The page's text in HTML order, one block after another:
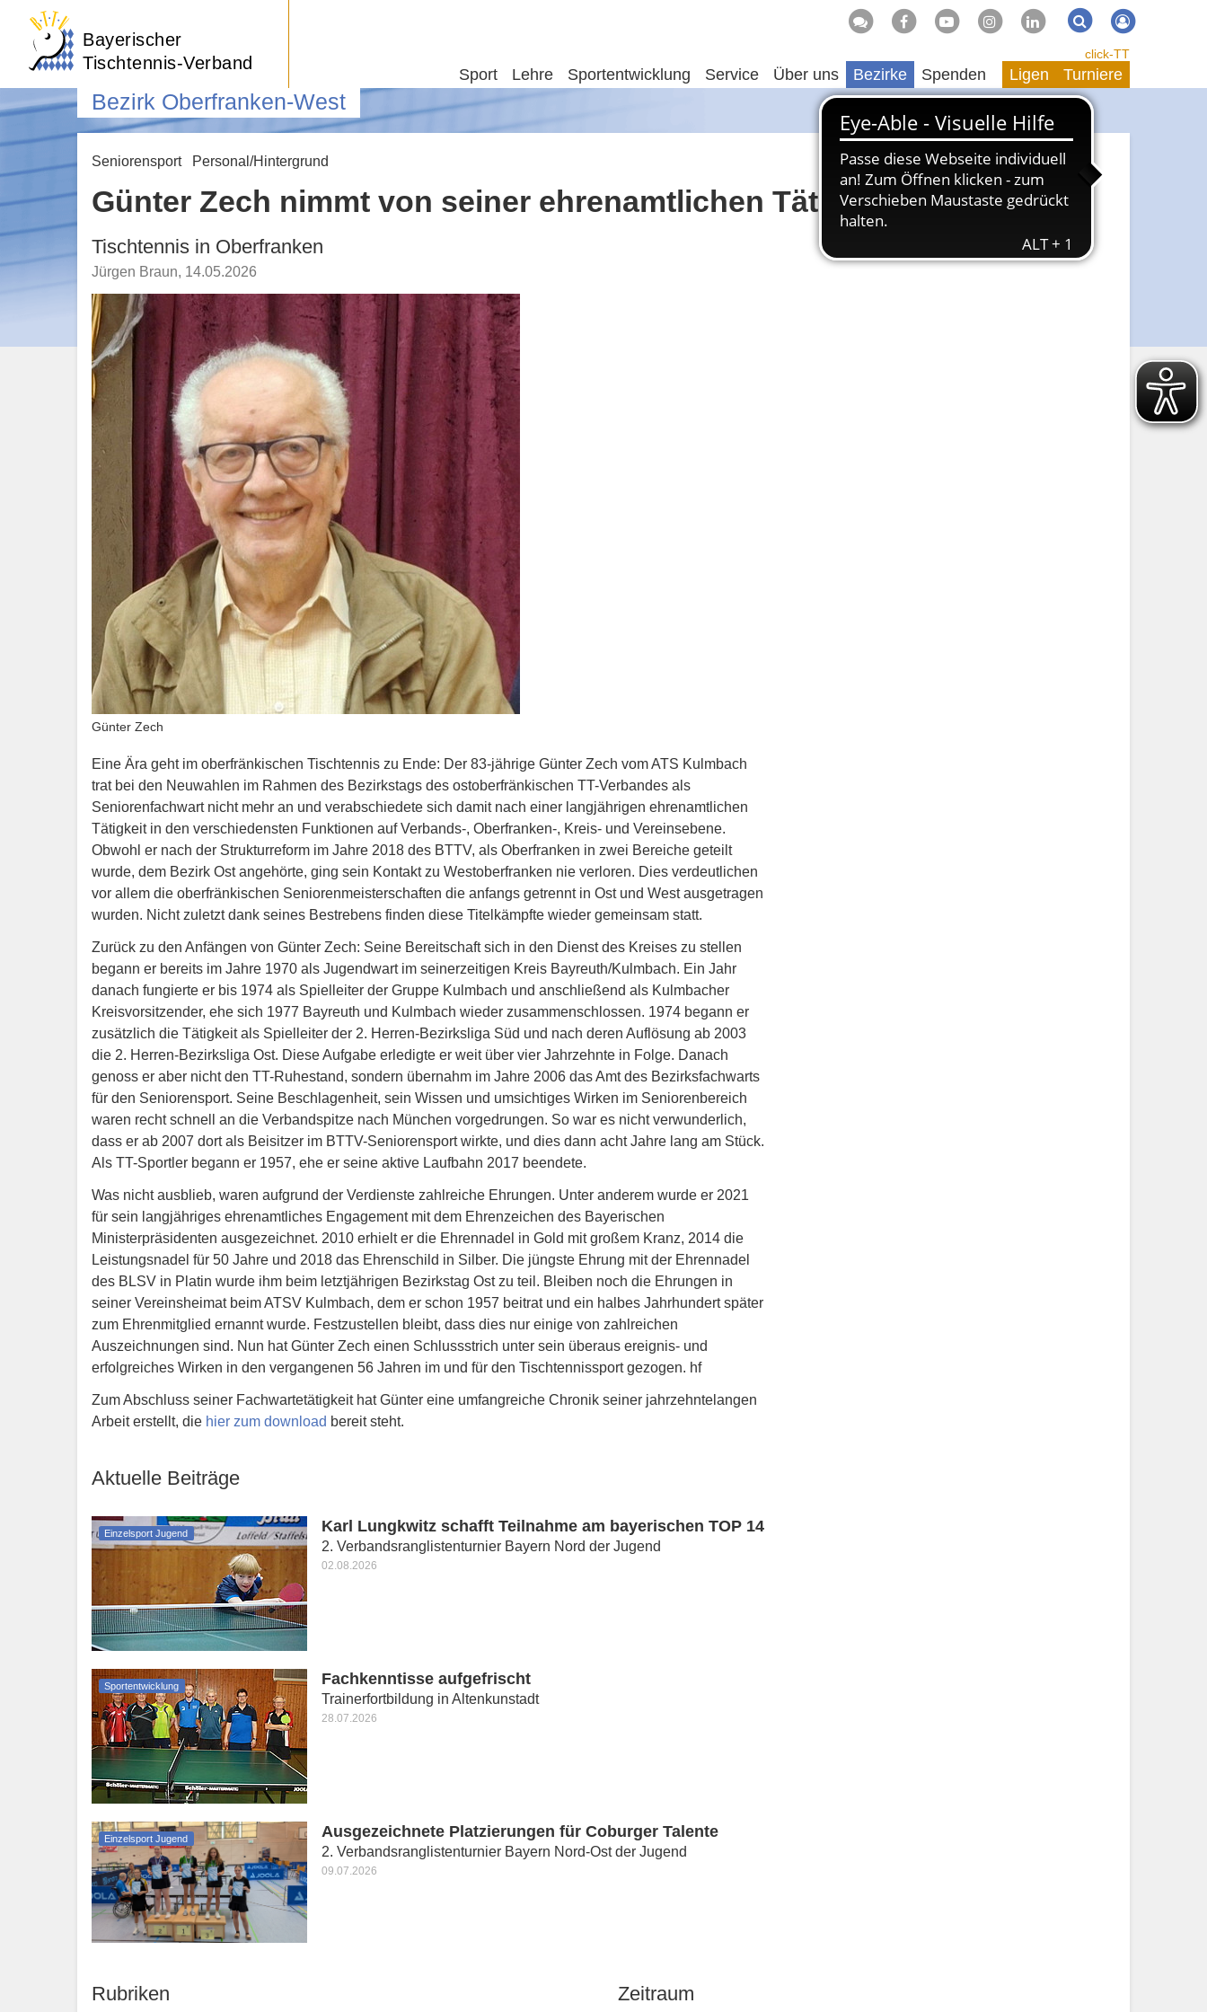
Bayerischer
Tischtennis-Verband
Suche Suchen
Sport Lehre Sportentwicklung Service Über uns Bezirke Spenden
click-TT
Ligen Turniere
Bezirk Oberfranken-West
Seniorensport Personal/Hintergrund
Günter Zech nimmt von seiner ehrenamtlichen Tätigkeit Abschied
Tischtennis in Oberfranken
Jürgen Braun, 14.05.2026
Günter Zech
Eine Ära geht im oberfränkischen Tischtennis zu Ende: Der 83-jährige Günter Zech vom ATS Kulmbach
trat bei den Neuwahlen im Rahmen des Bezirkstags des ostoberfränkischen TT-Verbandes als
Seniorenfachwart nicht mehr an und verabschiedete sich damit nach einer langjährigen ehrenamtlichen
Tätigkeit in den verschiedensten Funktionen auf Verbands-, Oberfranken-, Kreis- und Vereinsebene.
Obwohl er nach der Strukturreform im Jahre 2018 des BTTV, als Oberfranken in zwei Bereiche geteilt
wurde, dem Bezirk Ost angehörte, ging sein Kontakt zu Westoberfranken nie verloren. Dies verdeutlichen
vor allem die oberfränkischen Seniorenmeisterschaften die anfangs getrennt in Ost und West ausgetragen
wurden. Nicht zuletzt dank seines Bestrebens finden diese Titelkämpfte wieder gemeinsam statt.
Zurück zu den Anfängen von Günter Zech: Seine Bereitschaft sich in den Dienst des Kreises zu stellen
begann er bereits im Jahre 1970 als Jugendwart im seinerzeitigen Kreis Bayreuth/Kulmbach. Ein Jahr
danach fungierte er bis 1974 als Spielleiter der Gruppe Kulmbach und anschließend als Kulmbacher
Kreisvorsitzender, ehe sich 1977 Bayreuth und Kulmbach wieder zusammenschlossen. 1974 begann er
zusätzlich die Tätigkeit als Spielleiter der 2. Herren-Bezirksliga Süd und nach deren Auflösung ab 2003
die 2. Herren-Bezirksliga Ost. Diese Aufgabe erledigte er weit über vier Jahrzehnte in Folge. Danach
genoss er aber nicht den TT-Ruhestand, sondern übernahm im Jahre 2006 das Amt des Bezirksfachwarts
für den Seniorensport. Seine Beschlagenheit, sein Wissen und umsichtiges Wirken im Seniorenbereich
waren recht schnell an die Verbandspitze nach München vorgedrungen. So war es nicht verwunderlich,
dass er ab 2007 dort als Beisitzer im BTTV-Seniorensport wirkte, und dies dann acht Jahre lang am Stück.
Als TT-Sportler begann er 1957, ehe er seine aktive Laufbahn 2017 beendete.
Was nicht ausblieb, waren aufgrund der Verdienste zahlreiche Ehrungen. Unter anderem wurde er 2021
für sein langjähriges ehrenamtliches Engagement mit dem Ehrenzeichen des Bayerischen
Ministerpräsidenten ausgezeichnet. 2010 erhielt er die Ehrennadel in Gold mit großem Kranz, 2014 die
Leistungsnadel für 50 Jahre und 2018 das Ehrenschild in Silber. Die jüngste Ehrung mit der Ehrennadel
des BLSV in Platin wurde ihm beim letztjährigen Bezirkstag Ost zu teil. Bleiben noch die Ehrungen in
seiner Vereinsheimat beim ATSV Kulmbach, dem er schon 1957 beitrat und ein halbes Jahrhundert später
zum Ehrenmitglied ernannt wurde. Festzustellen bleibt, dass dies nur einige von zahlreichen
Auszeichnungen sind. Nun hat Günter Zech einen Schlussstrich unter sein überaus ereignis- und
erfolgreiches Wirken in den vergangenen 56 Jahren im und für den Tischtennissport gezogen. hf
Zum Abschluss seiner Fachwartetätigkeit hat Günter eine umfangreiche Chronik seiner jahrzehntelangen
Arbeit erstellt, die hier zum download bereit steht.
Aktuelle Beiträge
Einzelsport Jugend Karl Lungkwitz schafft Teilnahme am bayerischen TOP 14
2. Verbandsranglistenturnier Bayern Nord der Jugend
02.08.2026
Sportentwicklung Fachkenntisse aufgefrischt
Trainerfortbildung in Altenkunstadt
28.07.2026
Einzelsport Jugend Ausgezeichnete Platzierungen für Coburger Talente
2. Verbandsranglistenturnier Bayern Nord-Ost der Jugend
09.07.2026
Rubriken Zeitraum